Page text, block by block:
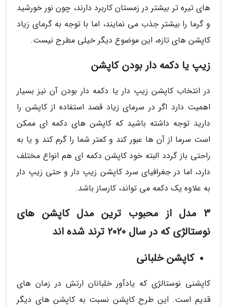
های تیره تر بیشتر در زمستان کاربرد دارند، چون نور خورشید
و گرما را بیشتر جذب می نمایند، اما با توجه به گرمای زیاد
کاپشن های تازه، این موضوع دیگر خیلی مطرح نیست.
زیپ یا دکمه دار بودن کاپشن
در انتخاب کاپشن زیپ دار یا دکمه دار بودن آن نیز بسیار
اهمیت دارد اگر در سرمای زیاد قصد استفاده از کاپشن را
دارید توجه داشته باشید که کاپشن های دکمه ای ممکن
است سرما از آن ها عبور کند و کمتر شما را گرم کند و یا به
راحتی باز گردد البته خود کاپشن دکمه ای هم انواع مختلف
دارد، اما در جغرافیای سرد کاپشن زیپ دار و حتی زیپ دار
به علاوه یک دکمه می تواند، کارساز باشد.
3 مدل از محبوب ترین مدل کاپشن های
نوستالژی که در سال 2020 ترند شده اند
کاپشن خلبانی
کاپشنی نوستالژی که یادآور خلبانان ارتش در زمان های
قدیم است. این طرح کاپشن نسبت به کاپشن های دیگر